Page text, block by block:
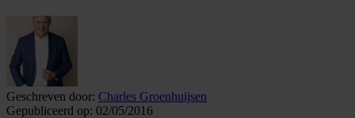
Geschreven door: Charles Groenhuijsen
Gepubliceerd op: 02/05/2016